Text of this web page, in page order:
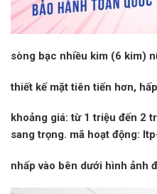
sòng bạc nhiều kim (6 kim)
thiết kế mặt tiên tiến hơn,
khoảng giá:từ 1 triệu đến 2
sang trọng. mã hoạt động:
nhấp vào bên dưới hình ảnh